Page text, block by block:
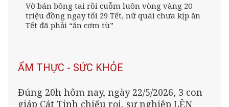
Vờ bán bông tai rồi cuỗm luôn vòng vàng 20
triệu đồng ngay tối 29 Tết, nữ quái chưa kịp ăn
Tết đã phải “ăn cơm tù”
ẨM THỰC - SỨC KHỎE
Đúng 20h hôm nay, ngày 22/5/2026, 3 con
giáp Cát Tinh chiếu rọi, sự nghiệp LÊN